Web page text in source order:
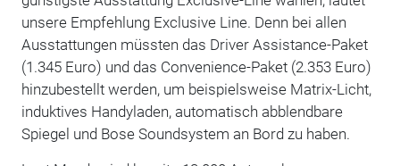
unsere Empfehlung Exclusive Line. Denn bei allen
Ausstattungen müssten das Driver Assistance-Paket
(1.345 Euro) und das Convenience-Paket (2.353 Euro)
hinzubestellt werden, um beispielsweise Matrix-Licht,
induktives Handyladen, automatisch abblendbare
Spiegel und Bose Soundsystem an Bord zu haben.